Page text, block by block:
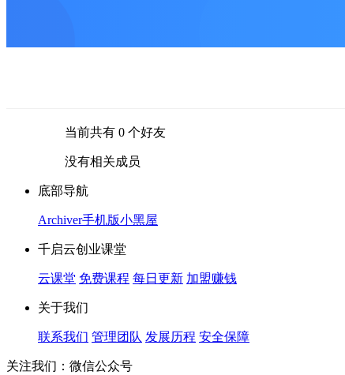
当前共有 0 个好友
没有相关成员
底部导航
Archiver手机版小黑屋
千启云创业课堂
云课堂 免费课程 每日更新 加盟赚钱
关于我们
联系我们 管理团队 发展历程 安全保障
关注我们：微信公众号